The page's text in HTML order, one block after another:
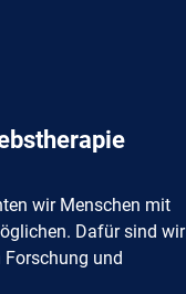
wir Menschen mit
Dafür sind wir
und